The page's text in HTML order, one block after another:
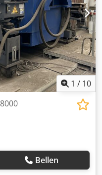
verstrekt, maar de
Deze
of
u aan alle belangrijke
1 / 10
Bellen